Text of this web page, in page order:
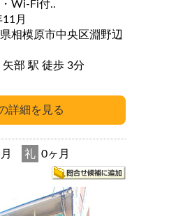
Wi-Fi付..
月
相模原市中央区淵野辺
横浜線 矢部 駅 徒歩 3分
礼 0ヶ月